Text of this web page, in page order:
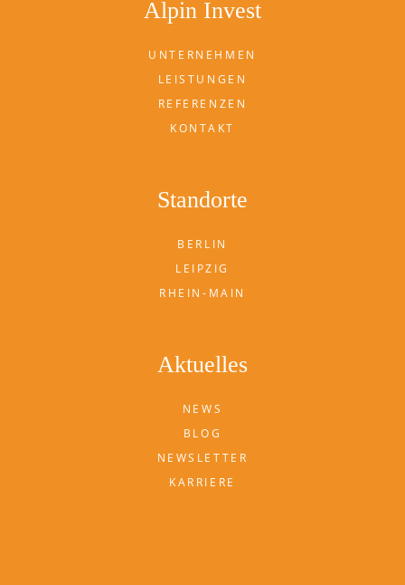
Alpin Invest
UNTERNEHMEN
LEISTUNGEN
REFERENZEN
KONTAKT
Standorte
BERLIN
LEIPZIG
RHEIN-MAIN
Aktuelles
NEWS
BLOG
NEWSLETTER
KARRIERE